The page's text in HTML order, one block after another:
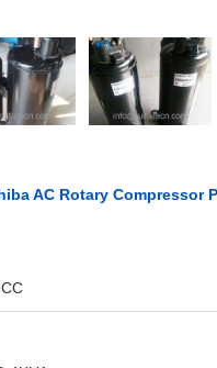
AC Rotary Compressor